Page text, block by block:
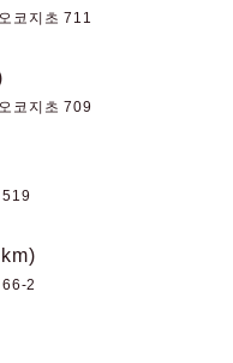
코지초 711
코지초 709
2